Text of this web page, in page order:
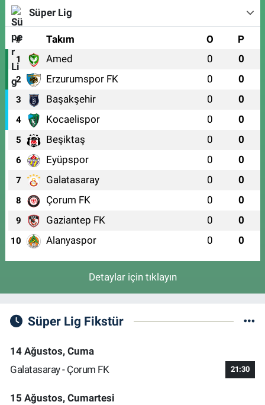
Süper Lig
# Takım O P
1 Amed 0 0
2 Erzurumspor FK 0 0
3 Başakşehir 0 0
4 Kocaelispor 0 0
5 Beşiktaş 0 0
6 Eyüpspor 0 0
7 Galatasaray 0 0
8 Çorum FK 0 0
9 Gaziantep FK 0 0
10 Alanyaspor 0 0
Detaylar için tıklayın
Süper Lig Fikstür
14 Ağustos, Cuma
Galatasaray - Çorum FK
21:30
15 Ağustos, Cumartesi